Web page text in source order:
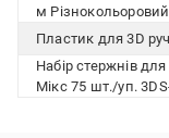
м
Пластик для 3D
Набір стержнів
Мікс 75 шт./уп.